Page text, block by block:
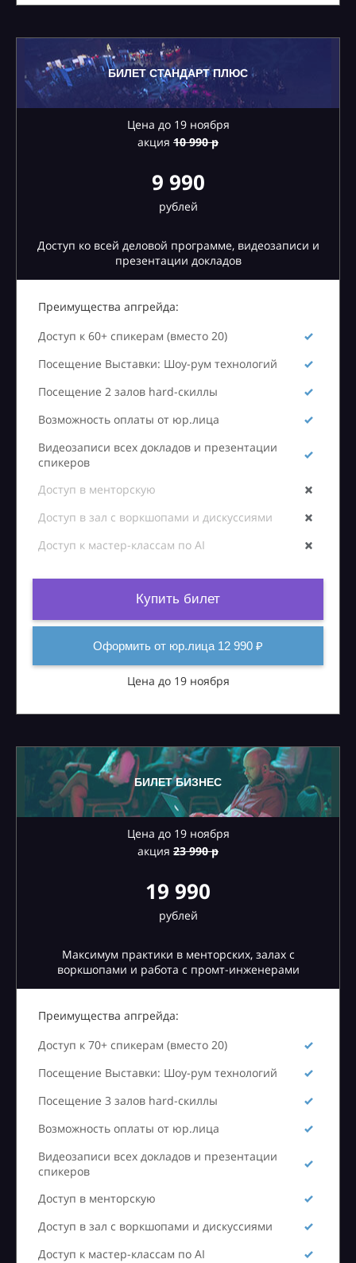
БИЛЕТ СТАНДАРТ ПЛЮС
Цена до 19 ноября
акция 10990 р
9 990
рублей
Доступ ко всей деловой программе, видеозаписи и
презентации докладов
Преимущества апгрейда:
Доступ к 60+ спикерам (вместо 20)
Посещение Выставки: Шоу-рум технологий
Посещение 2 залов hard-скиллы
Возможность оплаты от юр.лица
Видеозаписи всех докладов и презентации
спикеров
Доступ в менторскую
Доступ в зал с воркшопами и дискуссиями
Доступ к мастер-классам по AI
Купить билет
Оформить от юр.лица 12 990 ₽
Цена до 19 ноября
БИЛЕТ БИЗНЕС
Цена до 19 ноября
акция 23990 р
19 990
рублей
Максимум практики в менторских, залах с
воркшопами и работа с промт-инженерами
Преимущества апгрейда:
Доступ к 70+ спикерам (вместо 20)
Посещение Выставки: Шоу-рум технологий
Посещение 3 залов hard-скиллы
Возможность оплаты от юр.лица
Видеозаписи всех докладов и презентации
спикеров
Доступ в менторскую
Доступ в зал с воркшопами и дискуссиями
Доступ к мастер-классам по AI